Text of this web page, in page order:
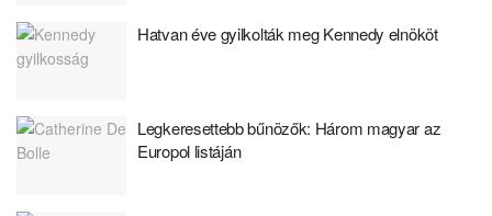
Hatvan éve gyilkolták meg Kennedy elnököt
Legkeresettebb bűnözők: Három magyar az
Europol listáján